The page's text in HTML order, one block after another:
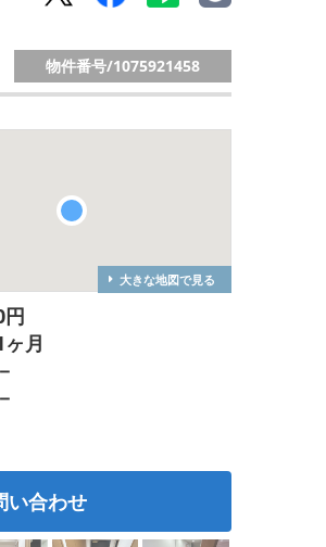
物件番号/1075921458
大きな地図で見る
い合わせ
円
ヶ月
－
－